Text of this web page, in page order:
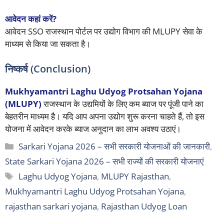
आवेदन कहां करें?
आवेदन SSO राजस्थान पोर्टल पर उद्योग विभाग की MLUPY सेवा के
माध्यम से किया जा सकता है।
निष्कर्ष (Conclusion)
Mukhyamantri Laghu Udyog Protsahan Yojana
(MLUPY)राजस्थान के उद्यमियों के लिए कम ब्याज पर पूंजी पाने का
बेहतरीन माध्यम है। यदि आप अपना उद्योग शुरू करना चाहते हैं, तो इस
योजना में आवेदन करके ब्याज अनुदान का लाभ अवश्य उठाएं।
Categories
Sarkari Yojana 2026 – सभी सरकारी योजनाओं की जानकारी,
State Sarkari Yojana 2026 – सभी राज्यों की सरकारी योजनाएं
Tags
Laghu Udyog Yojana, MLUPY Rajasthan,
Mukhyamantri Laghu Udyog Protsahan Yojana,
rajasthan sarkari yojana, Rajasthan Udyog Loan